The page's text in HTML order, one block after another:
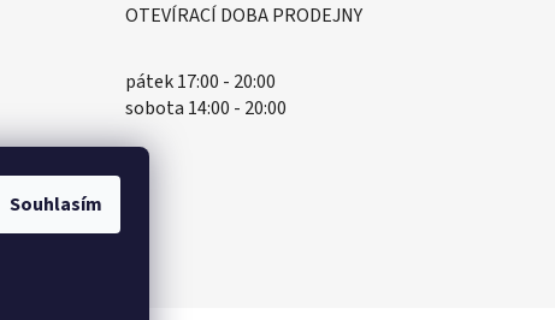
Souhlasím
OTEVÍRACÍ DOBA PRODEJNY
pátek 17:00 - 20:00
sobota 14:00 - 20:00